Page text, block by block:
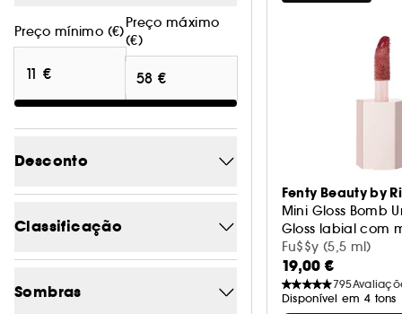
Preço mínimo (€)
Preço máximo
(€)
Desconto
-20.8
Classificação
Sombras
Fenty Beauty by
Mini Gloss Bomb
Gloss labial com
Fu$$y (5,5 ml)
19,00 €
795
Disponível em 4 tons